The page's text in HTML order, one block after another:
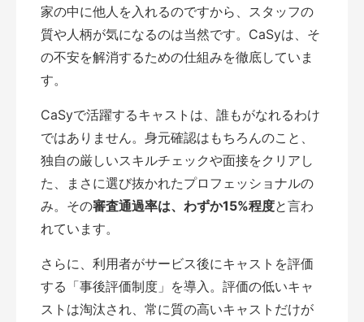
家の中に他人を入れるのですから、スタッフの
質や人柄が気になるのは当然です。CaSyは、そ
の不安を解消するための仕組みを徹底していま
す。
CaSyで活躍するキャストは、誰もがなれるわけ
ではありません。身元確認はもちろんのこと、
独自の厳しいスキルチェックや面接をクリアし
た、まさに選び抜かれたプロフェッショナルの
み。その審査通過率は、わずか15%程度と言わ
れています。
さらに、利用者がサービス後にキャストを評価
する「事後評価制度」を導入。評価の低いキャ
ストは淘汰され、常に質の高いキャストだけが